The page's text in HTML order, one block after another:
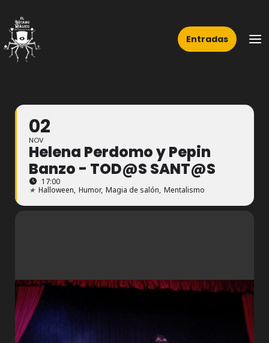
contenido
Entradas
02
NOV
Helena Perdomo y Pepin
Banzo - TOD@S SANT@S
17:00
★ Halloween, Humor, Magia de salón, Mentalismo